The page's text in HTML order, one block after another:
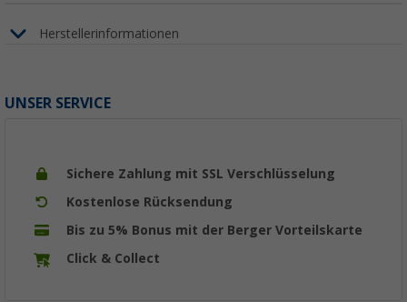
Herstellerinformationen
UNSER SERVICE
Sichere Zahlung mit SSL Verschlüsselung
Kostenlose Rücksendung
Bis zu 5% Bonus mit der Berger Vorteilskarte
Click & Collect